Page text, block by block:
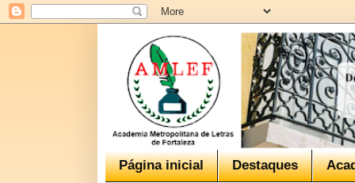
Página inicial Destaques